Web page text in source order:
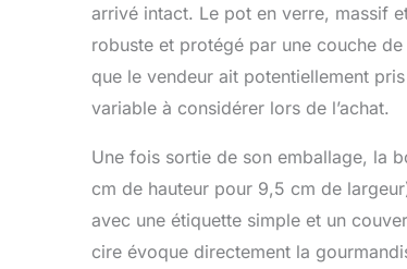
arrivé intact. Le pot en verre, massif
robuste et protégé par une couche
que le vendeur ait potentiellement
variable à considérer lors de l’achat.
Une fois sortie de son emballage, la
cm de hauteur pour 9,5 cm de
avec une étiquette simple et un
cire évoque directement la